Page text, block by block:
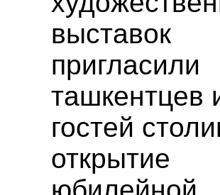
выставок
пригласили
ташкентцев
гостей
открытие